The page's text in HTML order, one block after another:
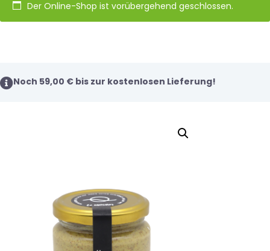
Der Online-Shop ist vorübergehend geschlossen.
Noch 59,00 € bis zur kostenlosen Lieferung!